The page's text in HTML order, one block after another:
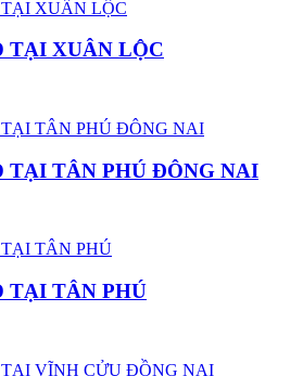
TẠI XUÂN LỘC
TẠI TÂN PHÚ ĐÔNG NAI
TẠI TÂN PHÚ